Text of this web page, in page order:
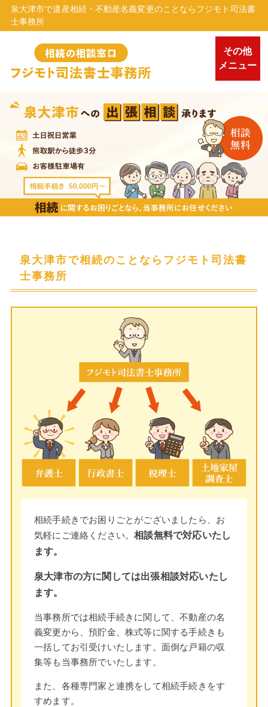
その他
メニュー
泉大津市で遺産相続・不動産名義変更のことならフジモト司法書
士事務所
泉大津市で相続のことならフジモト司法書
士事務所
相続手続きでお困りごとがございましたら、お
気軽にご連絡ください。相談無料で対応いたし
ます。
泉大津市の方に関しては出張相談対応いたし
ます。
当事務所では相続手続きに関して、不動産の名
義変更から、預貯金、株式等に関する手続きも
一括してお引受けいたします。面倒な戸籍の収
集等も当事務所でいたします。
また、各種専門家と連携をして相続手続きをす
すめます。